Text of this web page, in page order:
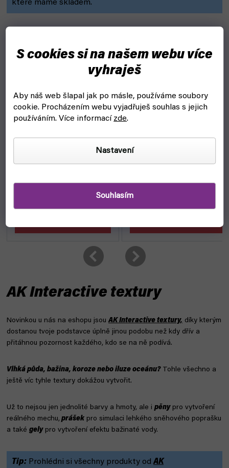
S cookies si na našem webu více
vyhraješ
Aby náš web šlapal jak po másle, používáme soubory
cookie. Procházením webu vyjadřuješ souhlas s jejich
používáním. Více informacízde.
Nastavení
Souhlasím
které máme skladem.
AK Interactive textury
Novinkou u nás na eshopu jsouAK Interactive textury, díky kterým
dostanou tvoje podstavce úplně jinou podobu než kdy dřív a
přitáhnou pozornost každého, kdo se na ně podívá.
Vlhká půda, bažina, koroze nebo iluze oceánu?Tohle všechno a
ještě víc tyhle textury dokážou vytvořit.
Už to nejsou jen jednolité barvy a hmoty, ale i pěnypro vytvoření
reálného mechu, prášek pro simulaci lehkého sněhového poprašku
a také gelypro vytvoření efektu bažinaté vody.
Tip: Prohlédni si všechny produkty odAK